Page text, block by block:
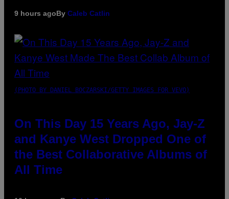
9 hours agoBy Caleb Catlin
(PHOTO BY DANIEL BOCZARSKI/GETTY IMAGES FOR VEVO)
On This Day 15 Years Ago, Jay-Z
and Kanye West Dropped One of
the Best Collaborative Albums of
All Time